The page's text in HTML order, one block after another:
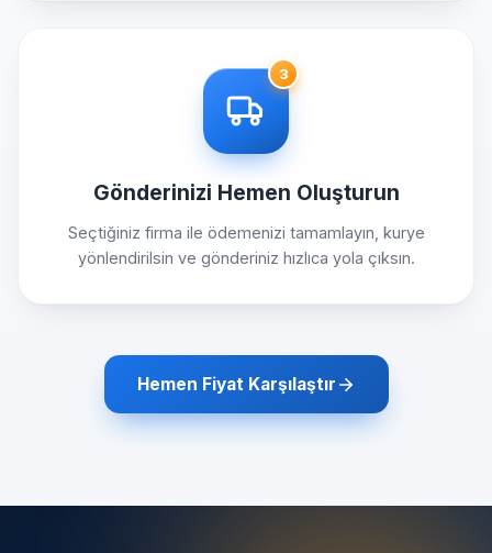
3
Gönderinizi Hemen Oluşturun
Seçtiğiniz firma ile ödemenizi tamamlayın, kurye
yönlendirilsin ve gönderiniz hızlıca yola çıksın.
Hemen Fiyat Karşılaştır